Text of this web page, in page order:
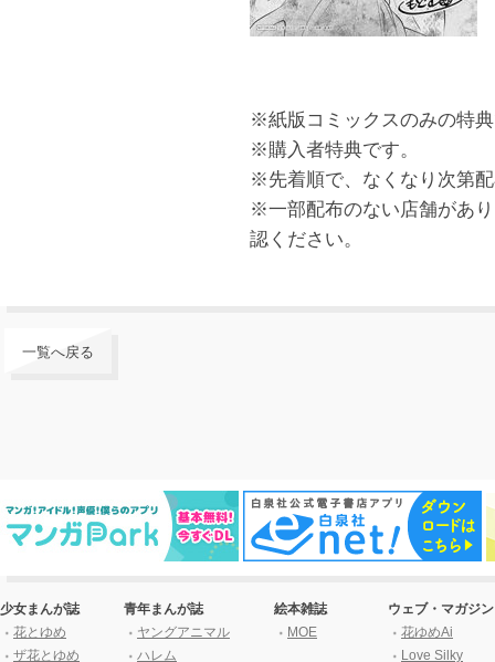
※紙版コミックスのみの特
※購入者特典です。
※先着順で、なくなり次第
※一部配布のない店舗があ
認ください。
一覧へ戻る
少女まんが誌
花とゆめ
ザ花とゆめ
青年まんが誌
ヤングアニマル
ハレム
絵本雑誌
MOE
ウェブ・マガジン
花ゆめAi
Love Silky